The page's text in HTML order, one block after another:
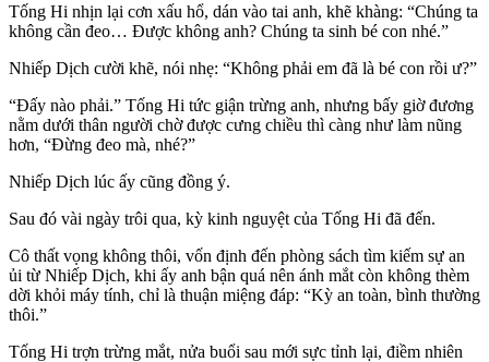
Tống Hi nhịn lại cơn xấu hổ, dán vào tai anh, khẽ khàng: “Chúng ta
không cần đeo… Được không anh? Chúng ta sinh bé con nhé.”
Nhiếp Dịch cười khẽ, nói nhẹ: “Không phải em đã là bé con rồi ư?”
“Đấy nào phải.” Tống Hi tức giận trừng anh, nhưng bấy giờ đương
nằm dưới thân người chờ được cưng chiều thì càng như làm nũng
hơn, “Đừng đeo mà, nhé?”
Nhiếp Dịch lúc ấy cũng đồng ý.
Sau đó vài ngày trôi qua, kỳ kinh nguyệt của Tống Hi đã đến.
Cô thất vọng không thôi, vốn định đến phòng sách tìm kiếm sự an
ủi từ Nhiếp Dịch, khi ấy anh bận quá nên ánh mắt còn không thèm
dời khỏi máy tính, chỉ là thuận miệng đáp: “Kỳ an toàn, bình thường
thôi.”
Tống Hi trợn trừng mắt, nửa buổi sau mới sực tỉnh lại, điềm nhiên